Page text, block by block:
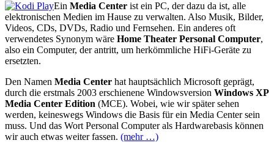
Ein Media Center ist ein PC, der dazu da ist, alle
elektronischen Medien im Hause zu verwalten. Also Musik, Bilder,
Videos, CDs, DVDs, Radio und Fernsehen. Ein anderes oft
verwendetes Synonym wäre Home Theater Personal Computer,
also ein Computer, der antritt, um herkömmliche HiFi-Geräte zu
ersetzten.
Den Namen Media Center hat hauptsächlich Microsoft geprägt,
durch die erstmals 2003 erschienene Windowsversion Windows XP
Media Center Edition (MCE). Wobei, wie wir später sehen
werden, keineswegs Windows die Basis für ein Media Center sein
muss. Und das Wort Personal Computer als Hardwarebasis können
wir auch etwas weiter fassen. (mehr …)